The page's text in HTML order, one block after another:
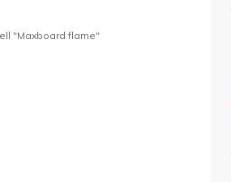
"Maxboard flame"